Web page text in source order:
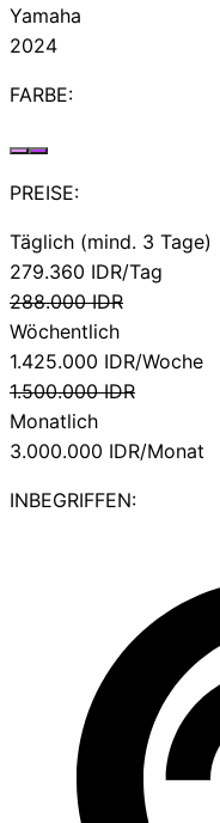
Yamaha
2024
FARBE:
PREISE:
Täglich (mind. 3 Tage)
279.360 IDR/Tag
288.000 IDR
Wöchentlich
1.425.000 IDR/Woche
1.500.000 IDR
Monatlich
3.000.000 IDR/Monat
INBEGRIFFEN: